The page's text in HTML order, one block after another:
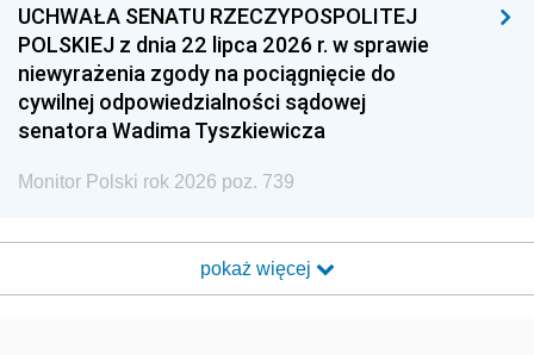
UCHWAŁA SENATU RZECZYPOSPOLITEJ
POLSKIEJ z dnia 22 lipca 2026 r. w sprawie
niewyrażenia zgody na pociągnięcie do
cywilnej odpowiedzialności sądowej
senatora Wadima Tyszkiewicza
Monitor Polski rok 2026 poz. 739
pokaż więcej